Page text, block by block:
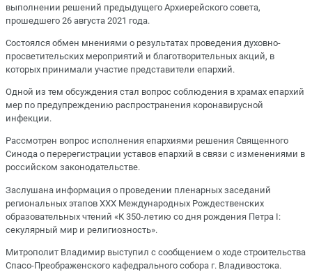
выполнении решений предыдущего Архиерейского совета,
прошедшего 26 августа 2021 года.
Состоялся обмен мнениями о результатах проведения духовно-
просветительских мероприятий и благотворительных акций, в
которых принимали участие представители епархий.
Одной из тем обсуждения стал вопрос соблюдения в храмах епархий
мер по предупреждению распространения коронавирусной
инфекции.
Рассмотрен вопрос исполнения епархиями решения Священного
Синода о перерегистрации уставов епархий в связи с изменениями в
российском законодательстве.
Заслушана информация о проведении пленарных заседаний
региональных этапов XXX Международных Рождественских
образовательных чтений «К 350-летию со дня рождения Петра I:
секулярный мир и религиозность».
Митрополит Владимир выступил с сообщением о ходе строительства
Спасо-Преображенского кафедрального собора г. Владивостока.